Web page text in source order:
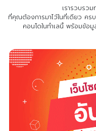
เรารวบรวม
ที่คุณต้องการมาไว้ในที่เดียว คร
คอนโดในทำเลนี้ พร้อมข้อ